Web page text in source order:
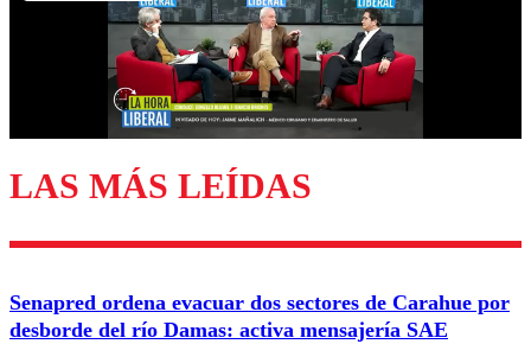
Enviar comentario
LAS MÁS LEÍDAS
Senapred ordena evacuar dos sectores de Carahue por
desborde del río Damas: activa mensajería SAE